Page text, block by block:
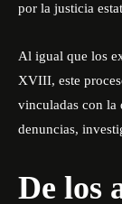
por la justicia
Al igual que los
XVIII, este
vinculadas con la
denuncias,
De los